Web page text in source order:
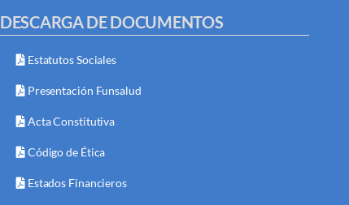
DESCARGA DE DOCUMENTOS
Estatutos Sociales
Presentación Funsalud
Acta Constitutiva
Código de Ética
Estados Financieros